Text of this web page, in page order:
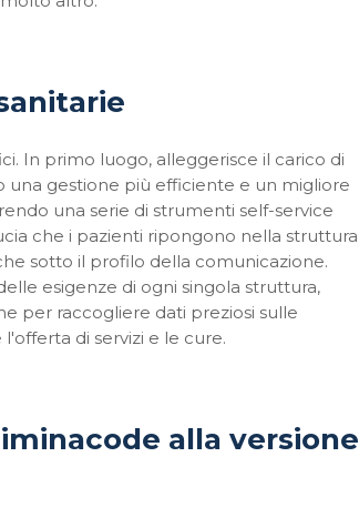
In primo luogo, alleggerisce il carico di
gestione più efficiente e un migliore
una serie di strumenti self-service
che i pazienti ripongono nella struttura
sotto il profilo della comunicazione.
esigenze di ogni singola struttura,
per raccogliere dati preziosi sulle
di servizi e le cure.
alla versione